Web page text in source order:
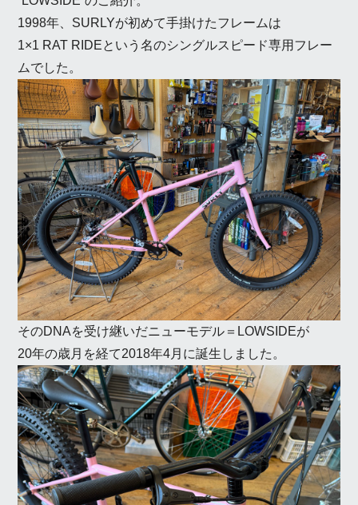
1998年、SURLYが初めて手掛けたフレームは
1×1 RAT RIDEという名のシングルスピード専用フレー
ムでした。
そのDNAを受け継いだニューモデル＝LOWSIDEが
20年の歳月を経て2018年4月に誕生しました。